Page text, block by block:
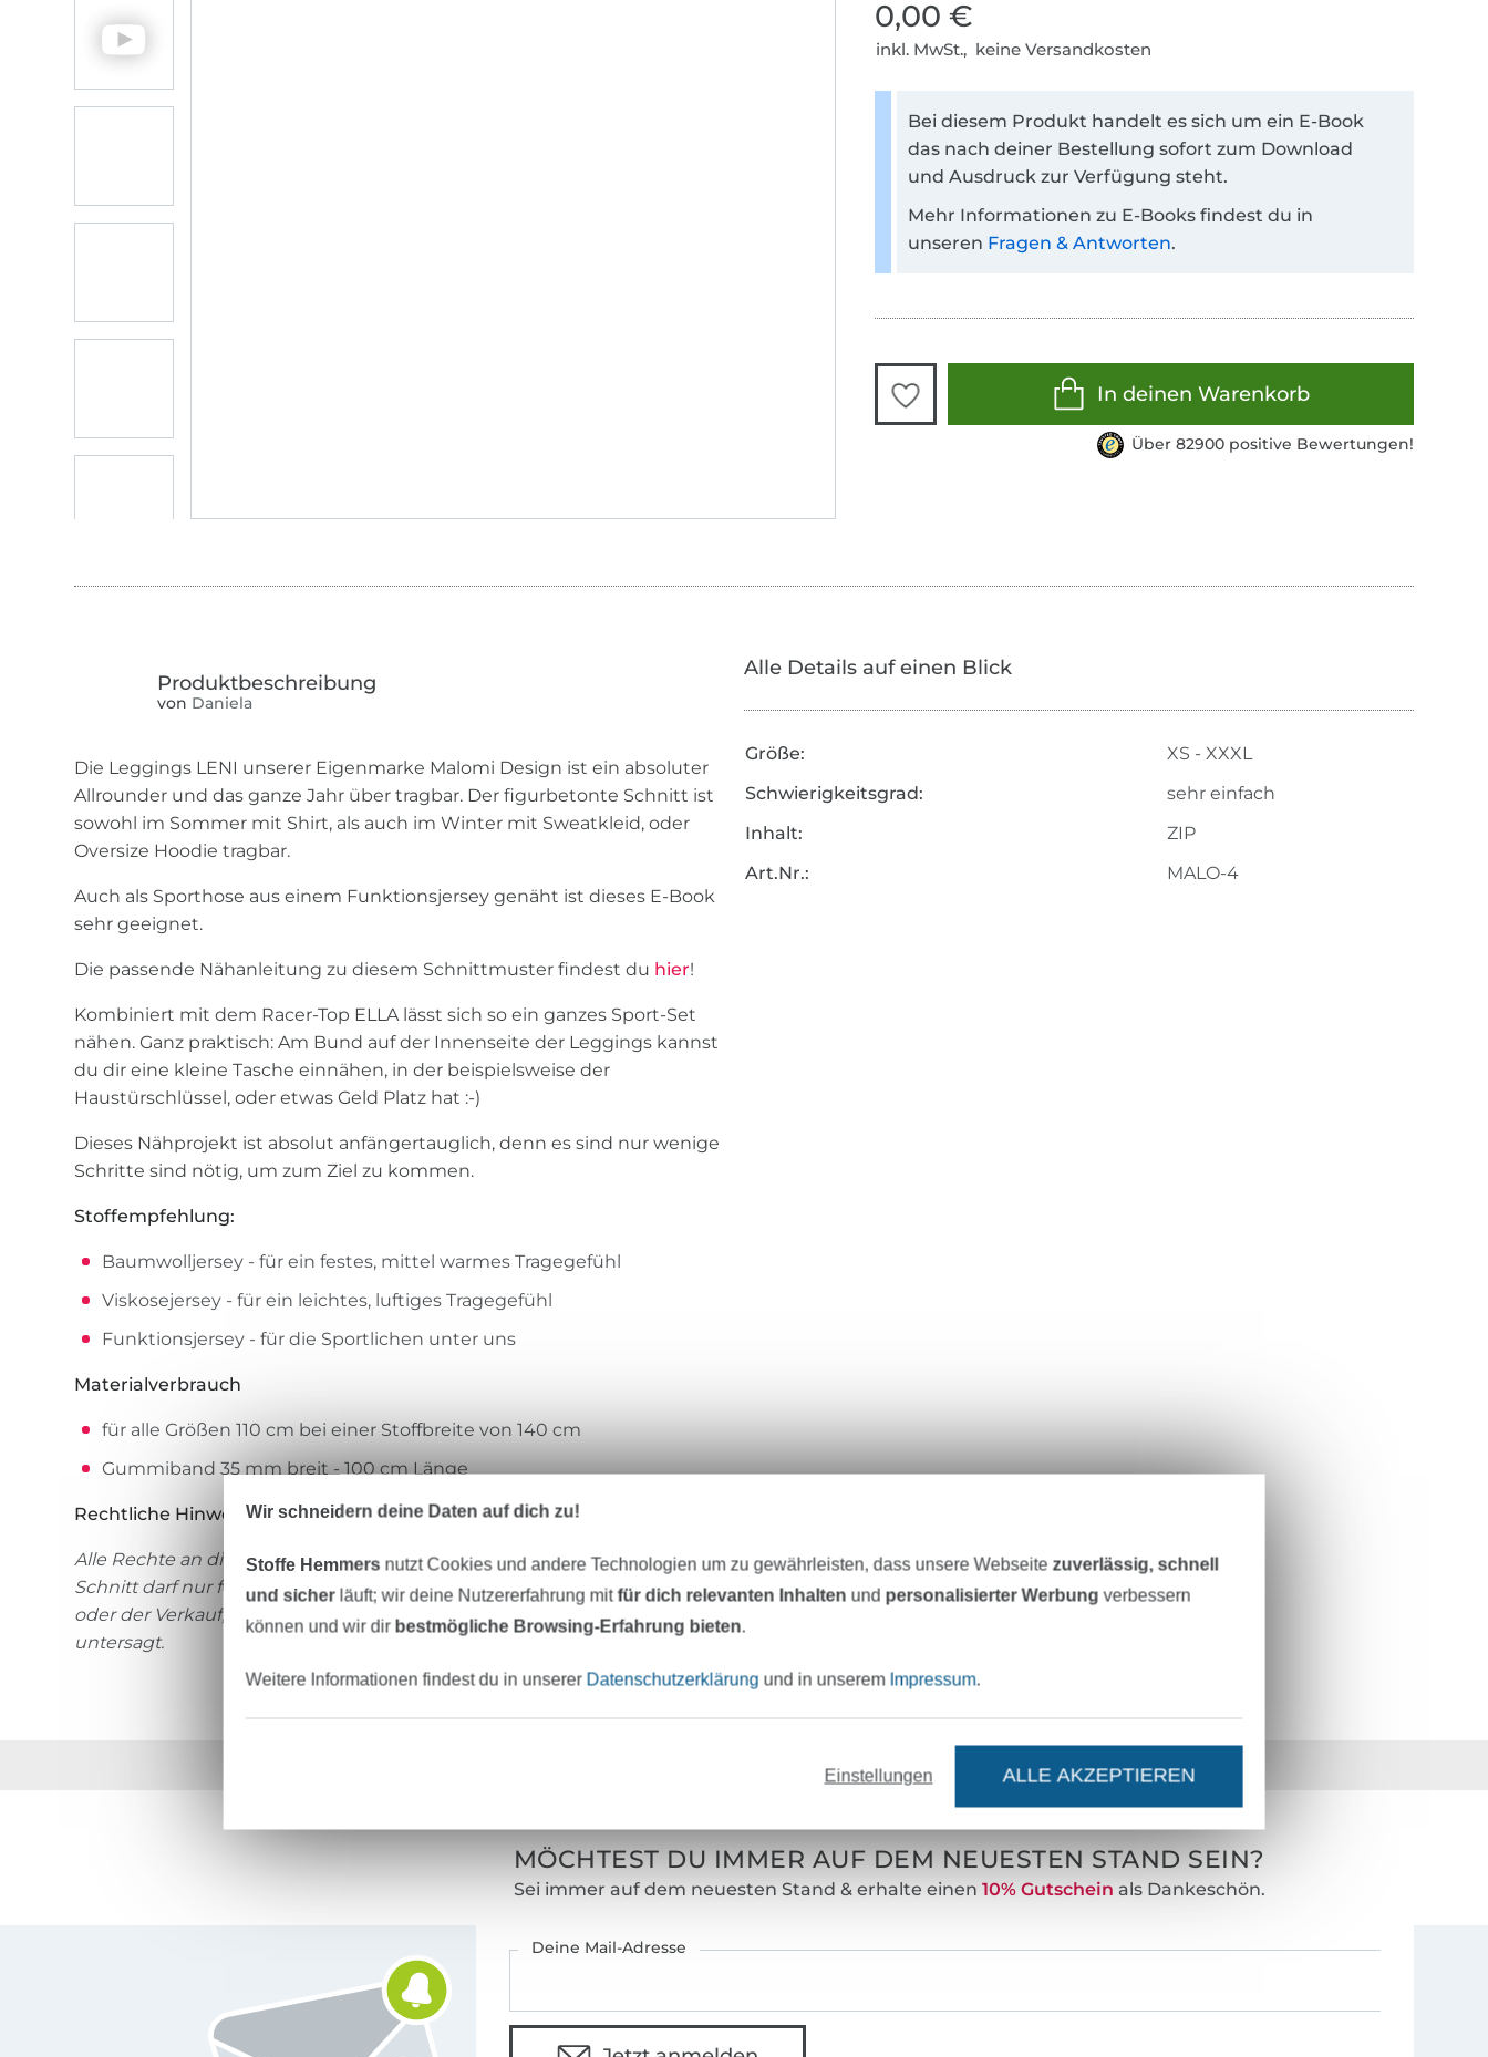
0,00 €
inkl. MwSt., keine Versandkosten
Bei diesem Produkt handelt es sich um ein E-Book
das nach deiner Bestellung sofort zum Download
und Ausdruck zur Verfügung steht.
Mehr Informationen zu E-Books findest du in
unseren Fragen & Antworten.
In deinen Warenkorb
Über 82900 positive Bewertungen!
von Daniela
Die Leggings LENI unserer Eigenmarke Malomi Design ist ein absoluter
Allrounder und das ganze Jahr über tragbar. Der figurbetonte Schnitt ist
sowohl im Sommer mit Shirt, als auch im Winter mit Sweatkleid, oder
Oversize Hoodie tragbar.
Auch als Sporthose aus einem Funktionsjersey genäht ist dieses E-Book
sehr geeignet.
Die passende Nähanleitung zu diesem Schnittmuster findest du hier!
Kombiniert mit dem Racer-Top ELLA lässt sich so ein ganzes Sport-Set
nähen. Ganz praktisch: Am Bund auf der Innenseite der Leggings kannst
du dir eine kleine Tasche einnähen, in der beispielsweise der
Haustürschlüssel, oder etwas Geld Platz hat :-)
Dieses Nähprojekt ist absolut anfängertauglich, denn es sind nur wenige
Schritte sind nötig, um zum Ziel zu kommen.
Stoffempfehlung:
Baumwolljersey - für ein festes, mittel warmes Tragegefühl
Viskosejersey - für ein leichtes, luftiges Tragegefühl
Funktionsjersey - für die Sportlichen unter uns
Materialverbrauch
für alle Größen 110 cm bei einer Stoffbreite von 140 cm
Gummiband 35 mm breit - 100 cm Länge
Rechtliche Hinweise:
Alle Rechte an diesem Schnittmuster liegen bei stoffe-hemmers.de. Dieser
Schnitt darf nur für private Zwecke verwendet werden. Die Weitergabe
oder der Verkauf, Tausch, Kopie, Abdruck oder Veröffentlichung sind
untersagt.
Alle Details auf einen Blick
Größe:
XS - XXXL
Schwierigkeitsgrad:
sehr einfach
Inhalt:
ZIP
Art.Nr.:
MALO-4
Über 80000 zufriedene Kunden 36 Jahre Erfahrung
MÖCHTEST DU IMMER AUF DEM NEUESTEN STAND SEIN?
Sei immer auf dem neuesten Stand & erhalte einen 10% Gutschein als Dankeschön.
Deine Mail-Adresse
Wir schneidern deine Daten auf dich zu!
Stoffe Hemmers nutzt Cookies und andere Technologien um zu gewährleisten, dass unsere Webseite zuverlässig, schnell
und sicherläuft; wir deine Nutzererfahrung mitfür dich relevanten Inhalten und personalisierter Werbung verbessern
können und wir dir bestmögliche Browsing-Erfahrung bieten.
Weitere Informationen findest du in unserer Datenschutzerklärung und in unserem Impressum.
Einstellungen ALLE AKZEPTIEREN